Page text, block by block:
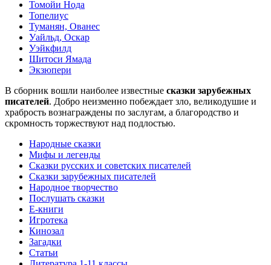
Томойи Нода
Топелиус
Туманян, Ованес
Уайльд, Оскар
Уэйкфилд
Шитоси Ямада
Экзюпери
В сборник вошли наиболее известные сказки зарубежных
писателей. Добро неизменно побеждает зло, великодушие и
храбрость вознаграждены по заслугам, а благородство и
скромность торжествуют над подлостью.
Народные сказки
Мифы и легенды
Сказки русских и советских писателей
Сказки зарубежных писателей
Народное творчество
Послушать сказки
Е-книги
Игротека
Кинозал
Загадки
Статьи